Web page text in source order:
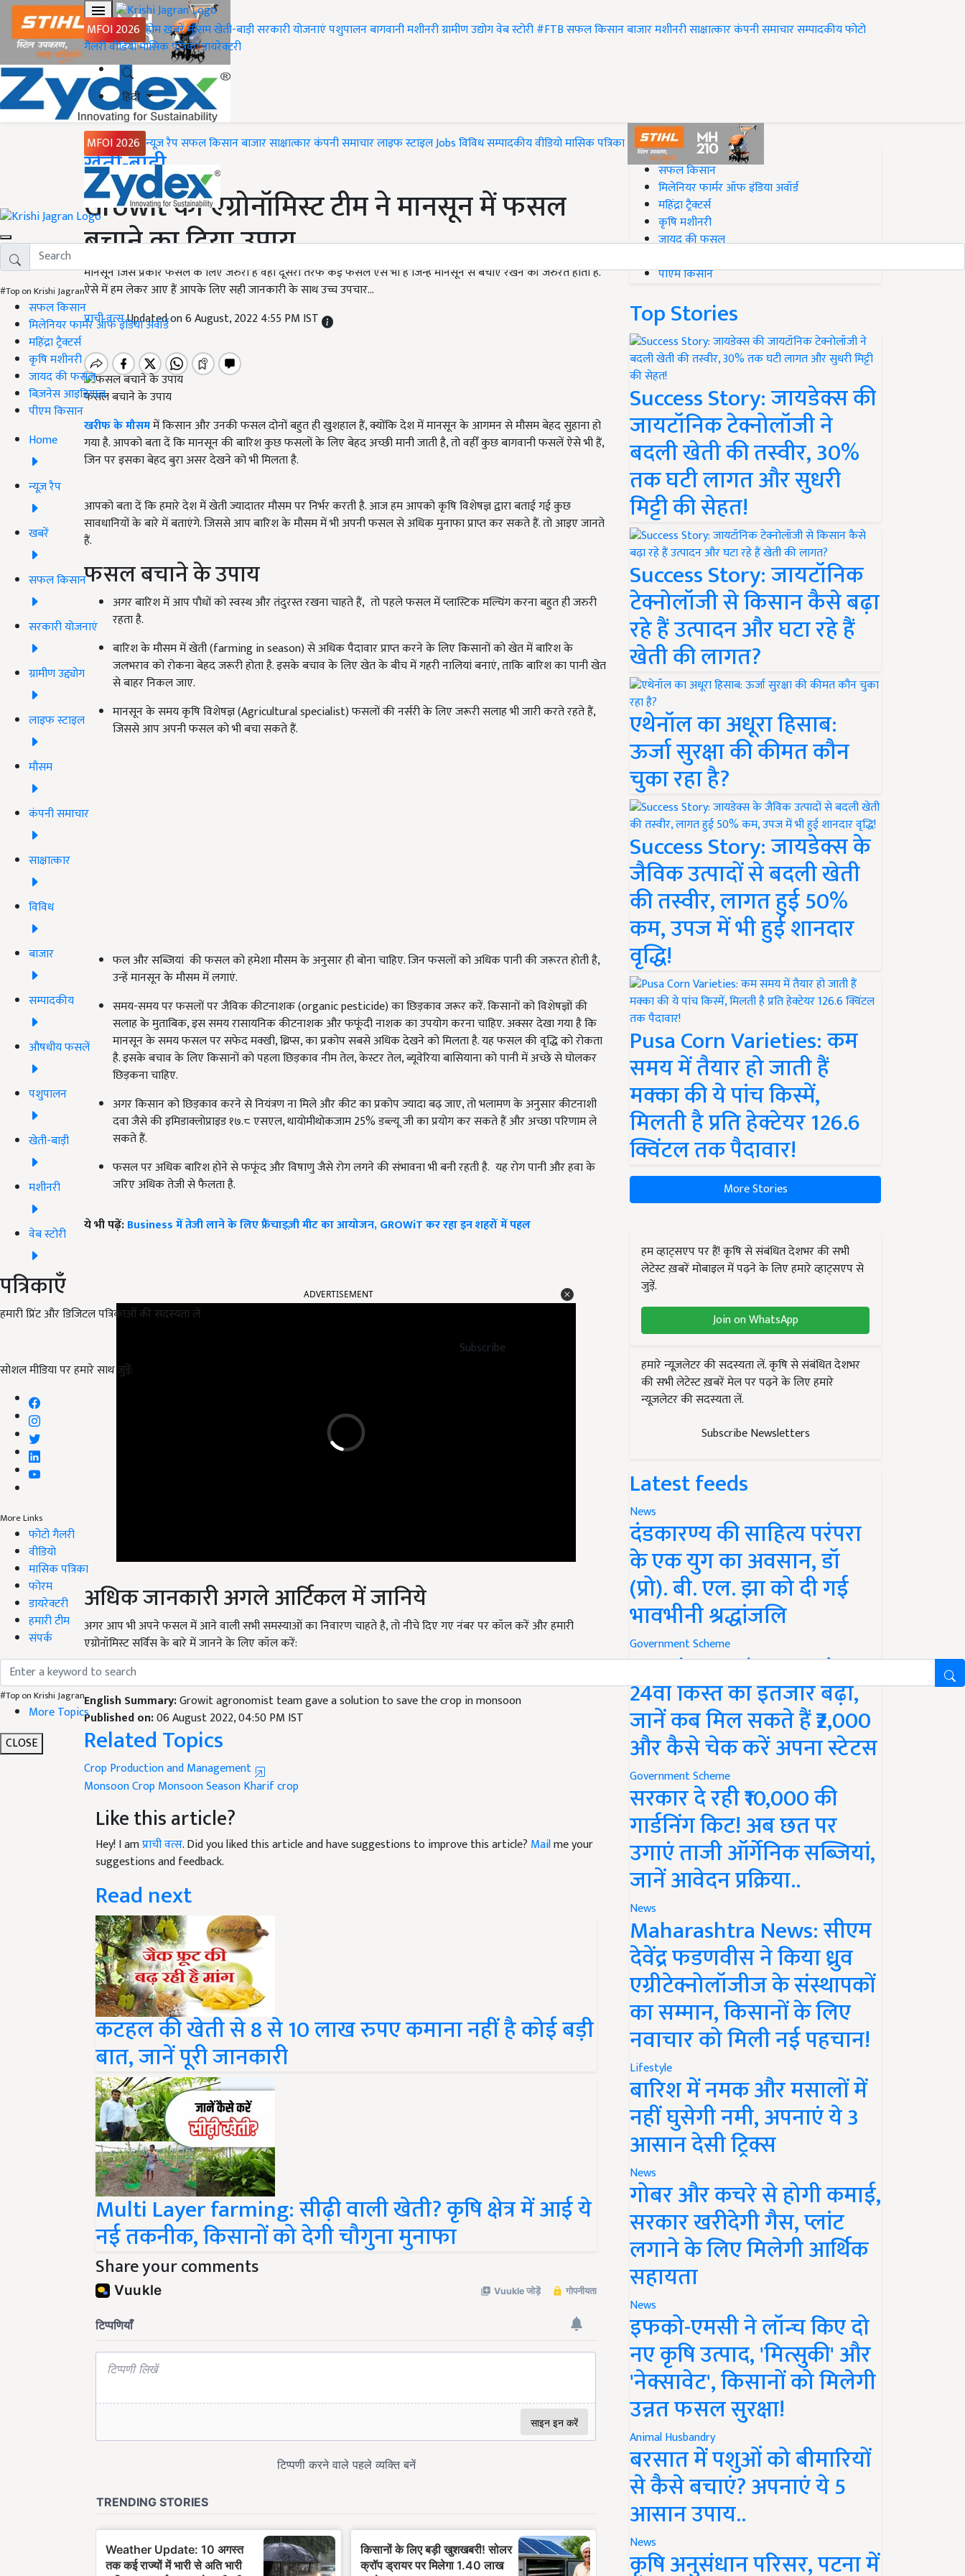
MFOI 2026 होमख़बरेंमौसमखेती-बाड़ीसरकारी योजनाएंपशुपालनबागवानीमशीनरीग्रामीण उद्योगवेब स्टोरी#FTBसफल किसानबाजारमशीनरीसाक्षात्कारकंपनी समाचारसम्पादकीयफोटो
गैलरीवीडियोमासिक पत्रिकाडायरेक्टरी
हिंदी
MFOI 2026 न्यूज़ रैपसफल किसानबाजारसाक्षात्कारकंपनी समाचारलाइफ स्टाइलJobsविविधसम्पादकीयवीडियोमासिक पत्रिका
#Top on Krishi Jagran
सफल किसान
मिलेनियर फार्मर ऑफ इंडिया अवॉर्ड
महिंद्रा ट्रैक्टर्स
कृषि मशीनरी
जायद की फसल
बिज़नेस आइडियाज
पीएम किसान
Home
न्यूज़ रैप
खबरें
सफल किसान
सरकारी योजनाएं
ग्रामीण उद्द्योग
लाइफ स्टाइल
मौसम
कंपनी समाचार
साक्षात्कार
विविध
बाजार
सम्पादकीय
औषधीय फसलें
पशुपालन
खेती-बाड़ी
मशीनरी
वेब स्टोरी
पत्रिकाएँ
हमारी प्रिंट और डिजिटल पत्रिकाओं की सदस्यता लें
Subscribe
सोशल मीडिया पर हमारे साथ जुड़ें:
More Links
फोटो गैलरी
वीडियो
मासिक पत्रिका
फोरम
डायरेक्टरी
हमारी टीम
संपर्क
#Top on Krishi Jagran
More Topics
CLOSE
Home
खेती-बाड़ी
Growit की एग्रोनॉमिस्ट टीम ने मानसून में फसल
बचाने का दिया उपाय
मानसून जिस प्रकार फसल के लिए जरुरी है वहीँ दूसरी तरफ कई फसल ऐसे भी हैं जिन्हें मानसून से बचाए रखने की जरुरत होती है.
ऐसे में हम लेकर आए हैं आपके लिए सही जानकारी के साथ उच्च उपचार...
प्राची वत्सUpdated on 6 August, 2022 4:55 PM IST
फसल बचाने के उपाय
खरीफ के मौसममें किसान और उनकी फसल दोनों बहुत ही खुशहाल हैं, क्योंकि देश में मानसून के आगमन से मौसम बेहद सुहाना हो
गया है. आपको बता दें कि मानसून की बारिश कुछ फसलों के लिए बेहद अच्छी मानी जाती है, तो वहीँ कुछ बागवानी फसलें ऐसे भी हैं,
जिन पर इसका बेहद बुरा असर देखने को भी मिलता है.
आपको बता दें कि हमारे देश में खेती ज्यादातर मौसम पर निर्भर करती है. आज हम आपको कृषि विशेषज्ञ द्वारा बताई गई कुछ
सावधानियों के बारे में बताएंगे. जिससे आप बारिश के मौसम में भी अपनी फसल से अधिक मुनाफा प्राप्त कर सकते हैं. तो आइए जानते
हैं.
फसल बचाने के उपाय
अगर बारिश में आप पौधों को स्वस्थ और तंदुरस्त रखना चाहते हैं, तो पहले फसल में प्लास्टिक मल्चिंग करना बहुत ही जरुरी
रहता है.
बारिश के मौसम में खेती (farming in season) से अधिक पैदावार प्राप्त करने के लिए किसानों को खेत में बारिश के
जलभराव को रोकना बेहद जरूरी होता है. इसके बचाव के लिए खेत के बीच में गहरी नालियां बनाएं, ताकि बारिश का पानी खेत
से बाहर निकल जाए.
मानसून के समय कृषि विशेषज्ञ (Agricultural specialist) फसलों की नर्सरी के लिए जरूरी सलाह भी जारी करते रहते हैं,
जिससे आप अपनी फसल को भी बचा सकते हैं.
फल और सब्जियां की फसल को हमेशा मौसम के अनुसार ही बोना चाहिए. जिन फसलों को अधिक पानी की जरूरत होती है,
उन्हें मानसून के मौसम में लगाएं.
समय-समय पर फसलों पर जैविक कीटनाशक (organic pesticide) का छिड़काव जरूर करें. किसानों को विशेषज्ञों की
सलाह के मुताबिक, इस समय रासायनिक कीटनाशक और फफूंदी नाशक का उपयोग करना चाहिए. अक्सर देखा गया है कि
मानसून के समय फसल पर सफेद मक्खी, थ्रिप्स, का प्रकोप सबसे अधिक देखने को मिलता है. यह फसल की वृद्धि को रोकता
है. इसके बचाव के लिए किसानों को पहला छिड़काव नीम तेल, केस्टर तेल, ब्यूवेरिया बासियाना को पानी में अच्छे से घोलकर
छिड़कना चाहिए.
अगर किसान को छिड़काव करने से नियंत्रण ना मिले और कीट का प्रकोप ज्यादा बढ़ जाए, तो भलामण के अनुसार कीटनाशी
दवा जैसे की इमिडाक्लोप्राइड १७.८ एसएल, थायोमीथोकजाम 25% डब्ल्यू जी का प्रयोग कर सकते हैं और अच्छा परिणाम ले
सकते हैं.
फसल पर अधिक बारिश होने से फफूंद और विषाणु जैसे रोग लगने की संभावना भी बनी रहती है. यह रोग पानी और हवा के
जरिए अधिक तेजी से फैलता है.
ये भी पढ़ें:Business में तेजी लाने के लिए फ्रैंचाइज़ी मीट का आयोजन, GROWiT कर रहा इन शहरों में पहल
अधिक जानकारी अगले आर्टिकल में जानिये
अगर आप भी अपने फसल में आने वाली सभी समस्याओं का निवारण चाहते है, तो नीचे दिए गए नंबर पर कॉल करें और हमारी
एग्रोनॉमिस्ट सर्विस के बारे में जानने के लिए कॉल करें:
टोल फ्री नंबर:1800 8896978,
English Summary:Growit agronomist team gave a solution to save the crop in monsoon
Published on:06 August 2022, 04:50 PM IST
Related Topics
Crop Production and Management
Monsoon CropMonsoon SeasonKharif crop
Like this article?
Hey! I amप्राची वत्स. Did you liked this article and have suggestions to improve this article?
suggestions and feedback.
Read next
कटहल की खेती से 8 से 10 लाख रुपए कमाना नहीं है कोई बड़ी
बात, जानें पूरी जानकारी
Multi Layer farming: सीढ़ी वाली खेती? कृषि क्षेत्र में आई ये
नई तकनीक, किसानों को देगी चौगुना मुनाफा
Share your comments
#Top on Krishi Jagran
सफल किसान
मिलेनियर फार्मर ऑफ इंडिया अवॉर्ड
महिंद्रा ट्रैक्टर्स
कृषि मशीनरी
जायद की फसल
पीएम किसान
Top Stories
Success Story: जायडेक्स की
जायटॉनिक टेक्नोलॉजी ने
बदली खेती की तस्वीर, 30%
तक घटी लागत और सुधरी
मिट्टी की सेहत!
Success Story: जायटॉनिक
टेक्नोलॉजी से किसान कैसे बढ़ा
रहे हैं उत्पादन और घटा रहे हैं
खेती की लागत?
एथेनॉल का अधूरा हिसाब:
ऊर्जा सुरक्षा की कीमत कौन
चुका रहा है?
Success Story: जायडेक्स के
जैविक उत्पादों से बदली खेती
की तस्वीर, लागत हुई 50%
कम, उपज में भी हुई शानदार
वृद्धि!
Pusa Corn Varieties: कम
समय में तैयार हो जाती हैं
मक्का की ये पांच किस्में,
मिलती है प्रति हेक्टेयर 126.6
क्विंटल तक पैदावार!
More Stories
हम व्हाट्सएप पर हैं! कृषि से संबंधित देशभर की सभी
लेटेस्ट ख़बरें मोबाइल में पढ़ने के लिए हमारे व्हाट्सएप से
जुड़ें.
Join on WhatsApp
हमारे न्यूज़लेटर की सदस्यता लें. कृषि से संबंधित देशभर
की सभी लेटेस्ट ख़बरें मेल पर पढ़ने के लिए हमारे
न्यूज़लेटर की सदस्यता लें.
Subscribe Newsletters
Latest feeds
News
दंडकारण्य की साहित्य परंपरा
के एक युग का अवसान, डॉ
(प्रो). बी. एल. झा को दी गई
भावभीनी श्रद्धांजलि
Government Scheme
PM Kisan Yojana Update:
24वीं किस्त का इंतजार बढ़ा,
जानें कब मिल सकते हैं ₹2,000
और कैसे चेक करें अपना स्टेटस
Government Scheme
सरकार दे रही ₹10,000 की
गार्डनिंग किट! अब छत पर
उगाएं ताजी ऑर्गेनिक सब्जियां,
जानें आवेदन प्रक्रिया..
News
Maharashtra News: सीएम
देवेंद्र फडणवीस ने किया ध्रुव
एग्रीटेक्नोलॉजीज के संस्थापकों
का सम्मान, किसानों के लिए
नवाचार को मिली नई पहचान!
Lifestyle
बारिश में नमक और मसालों में
नहीं घुसेगी नमी, अपनाएं ये 3
आसान देसी ट्रिक्स
News
गोबर और कचरे से होगी कमाई,
सरकार खरीदेगी गैस, प्लांट
लगाने के लिए मिलेगी आर्थिक
सहायता
News
इफको-एमसी ने लॉन्च किए दो
नए कृषि उत्पाद, 'मित्सुकी' और
'नेक्सावेट', किसानों को मिलेगी
उन्नत फसल सुरक्षा!
Animal Husbandry
बरसात में पशुओं को बीमारियों
से कैसे बचाएं? अपनाएं ये 5
आसान उपाय..
News
कृषि अनुसंधान परिसर, पटना में